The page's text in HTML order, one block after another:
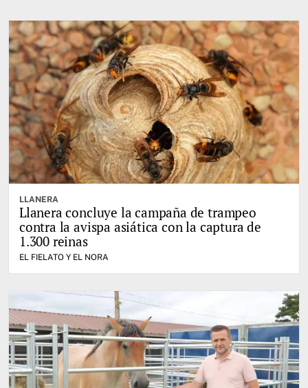
LLANERA
Llanera concluye la campaña de trampeo
contra la avispa asiática con la captura de
1.300 reinas
EL FIELATO Y EL NORA